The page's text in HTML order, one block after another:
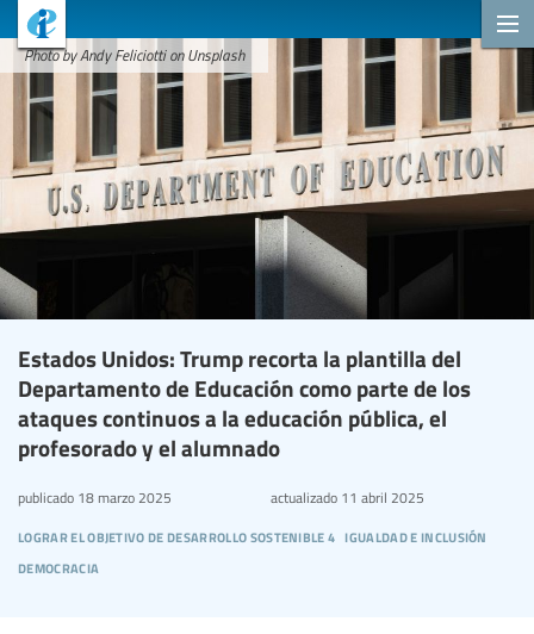
Photo by Andy Feliciotti on Unsplash
Estados Unidos: Trump recorta la plantilla del
Departamento de Educación como parte de los
ataques continuos a la educación pública, el
profesorado y el alumnado
lograr el objetivo de desarrollo sostenible 4 igualdad e inclusión
democracia
publicado 18 marzo 2025 actualizado11 abril 2025